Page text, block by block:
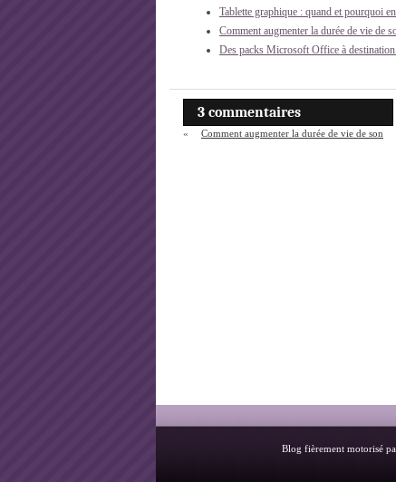
Tablette graphique : quand et pourquoi
Comment augmenter la durée de vie de
Des packs Microsoft Office à destination
3 commentaires
«
Comment augmenter la durée de vie de son
Blog fièrement motorisé